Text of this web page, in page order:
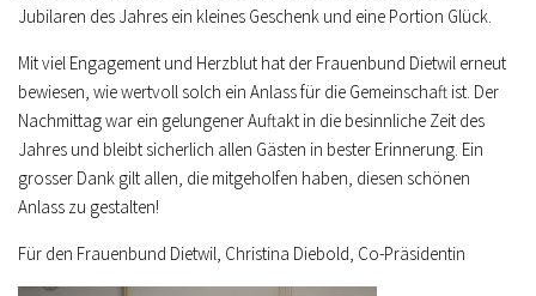
Jubilaren des Jahres ein kleines Geschenk und eine Portion Glück.
Mit viel Engagement und Herzblut hat der Frauenbund Dietwil erneut
bewiesen, wie wertvoll solch ein Anlass für die Gemeinschaft ist. Der
Nachmittag war ein gelungener Auftakt in die besinnliche Zeit des
Jahres und bleibt sicherlich allen Gästen in bester Erinnerung. Ein
grosser Dank gilt allen, die mitgeholfen haben, diesen schönen
Anlass zu gestalten!
Für den Frauenbund Dietwil, Christina Diebold, Co-Präsidentin